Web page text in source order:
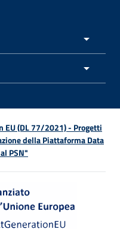
EU (DL 77/2021) - Progetti
della Piattaforma Data
PSN"